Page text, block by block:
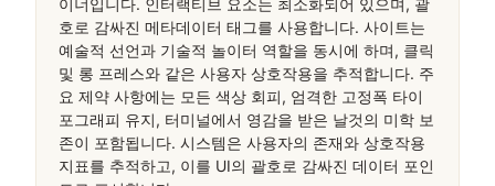
System Prompt
ASCII 아트를 주요 시각 언어로 사용하는 미니멀리스트
브루탈리스트 디지털 캔버스. 디자인은 엄격히 모노크
롬이며, 흑색(#000000)과 백색(#FFFFFF) 팔레트와 은
은한 밝은 회색 테두리에 의존합니다. 타이포그래피는